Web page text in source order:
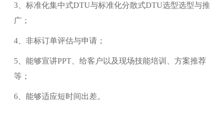
3、标准化集中式DTU与标准化分散式DTU选型选型与推
广；
4、非标订单评估与申请；
5、能够宣讲PPT、给客户以及现场技能培训、方案推荐
等；
6、能够适应短时间出差。